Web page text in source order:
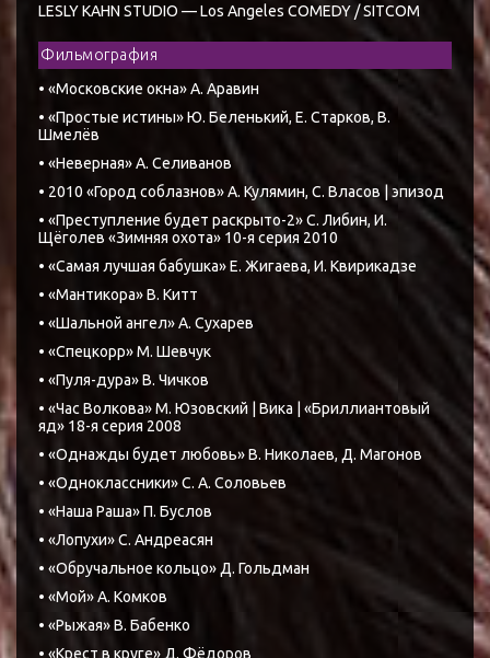
LESLY KAHN STUDIO — Los Angeles COMEDY / SITCOM
Фильмография
• «Московские окна» А. Аравин
• «Простые истины» Ю. Беленький, Е. Старков, В.
Шмелёв
• «Неверная» А. Селиванов
• 2010 «Город соблазнов» А. Кулямин, С. Власов | эпизод
• «Преступление будет раскрыто-2» С. Либин, И.
Щёголев «Зимняя охота» 10-я серия 2010
• «Самая лучшая бабушка» Е. Жигаева, И. Квирикадзе
• «Мантикора» В. Китт
• «Шальной ангел» А. Сухарев
• «Спецкорр» М. Шевчук
• «Пуля-дура» В. Чичков
• «Час Волкова» М. Юзовский | Вика | «Бриллиантовый
яд» 18-я серия 2008
• «Однажды будет любовь» В. Николаев, Д. Магонов
• «Одноклассники» С. А. Соловьев
• «Наша Раша» П. Буслов
• «Лопухи» С. Андреасян
• «Обручальное кольцо» Д. Гольдман
• «Мой» А. Комков
• «Рыжая» В. Бабенко
• «Крест в круге» Д. Фёдоров